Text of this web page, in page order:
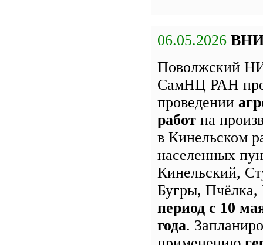
06.05.2026
Поволжский
СамНЦ РАН
проведении
работ на
в Кинельском
населенных
Кинельский,
Бугры,
период с 10
года.